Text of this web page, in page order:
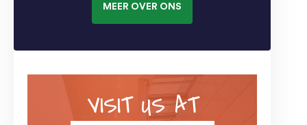
MEER OVER ONS
VISIT US AT